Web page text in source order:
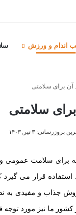
اندام و ورزش
آن برای سلامتی
سلامتی
بروزرسانی: ۳ تیر, ۱۴۰۳
برای سلامت عمومی
قرار می
جذاب و مفیدی به
ما نیز مورد توجه